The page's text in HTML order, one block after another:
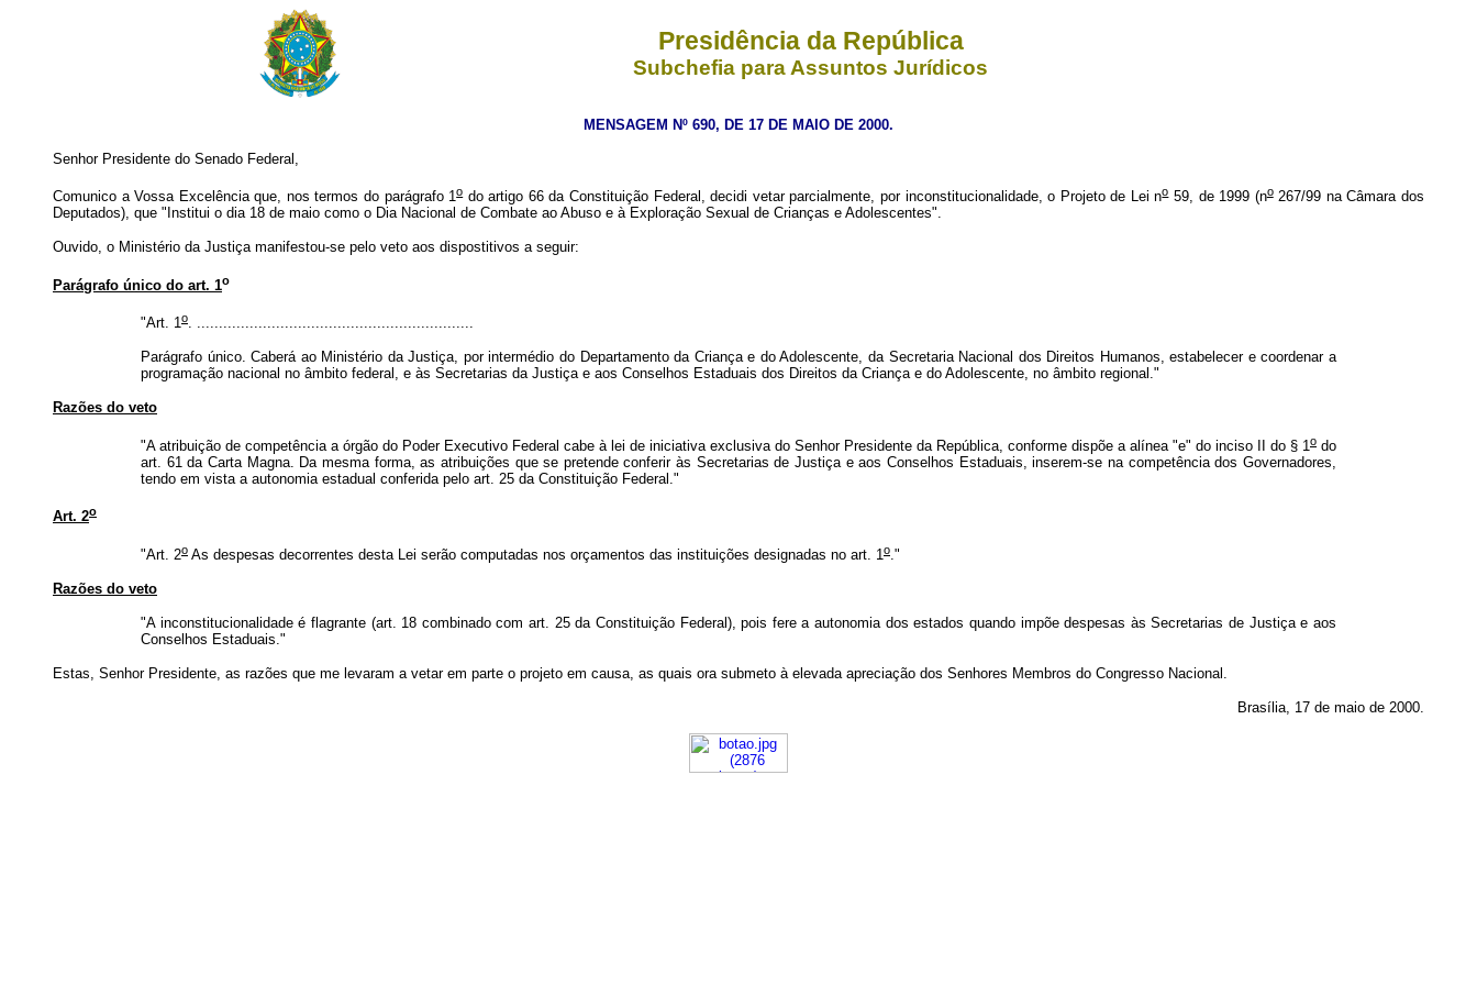
Presidência da República
Subchefia para Assuntos Jurídicos
MENSAGEM Nº 690, DE 17 DE MAIO DE 2000.
Senhor Presidente do Senado Federal,
Comunico a Vossa Excelência que, nos termos do parágrafo 1odo artigo 66 da Constituição Federal, decidi vetar parcialmente, por inconstitucionalidade, o Projeto de Lei no59, de 1999 (no267/99 na Câmara dos
Deputados), que "Institui o dia 18 de maio como o Dia Nacional de Combate ao Abuso e à Exploração Sexual de Crianças e Adolescentes".
Ouvido, o Ministério da Justiça manifestou-se pelo veto aos dispostitivos a seguir:
Parágrafo único do art. 1o
"Art. 1o. ...............................................................
Parágrafo único. Caberá ao Ministério da Justiça, por intermédio do Departamento da Criança e do Adolescente, da Secretaria Nacional dos Direitos Humanos, estabelecer e coordenar a
programação nacional no âmbito federal, e às Secretarias da Justiça e aos Conselhos Estaduais dos Direitos da Criança e do Adolescente, no âmbito regional."
Razões do veto
"A atribuição de competência a órgão do Poder Executivo Federal cabe à lei de iniciativa exclusiva do Senhor Presidente da República, conforme dispõe a alínea "e" do inciso II do § 1 o do
art. 61 da Carta Magna. Da mesma forma, as atribuições que se pretende conferir às Secretarias de Justiça e aos Conselhos Estaduais, inserem-se na competência dos Governadores,
tendo em vista a autonomia estadual conferida pelo art. 25 da Constituição Federal."
Art. 2o
"Art. 2o As despesas decorrentes desta Lei serão computadas nos orçamentos das instituições designadas no art. 1o ."
Razões do veto
"A inconstitucionalidade é flagrante (art. 18 combinado com art. 25 da Constituição Federal), pois fere a autonomia dos estados quando impõe despesas às Secretarias de Justiça e aos
Conselhos Estaduais."
Estas, Senhor Presidente, as razões que me levaram a vetar em parte o projeto em causa, as quais ora submeto à elevada apreciação dos Senhores Membros do Congresso Nacional.
Brasília, 17 de maio de 2000.